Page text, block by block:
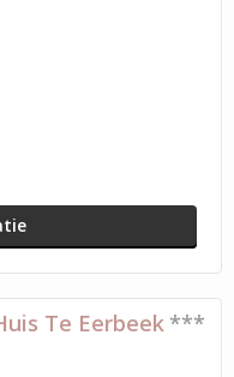
Te Eerbeek ***